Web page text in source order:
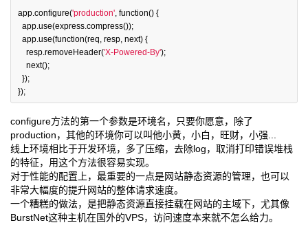
app.configure('production', function() {
app.use(express.compress());
app.use(function(req, resp, next) {
resp.removeHeader('X-Powered-By');
next();
});
});
configure方法的第一个参数是环境名，只要你愿意，除了
production，其他的环境你可以叫他小黄，小白，旺财，小强...
线上环境相比于开发环境，多了压缩，去除log，取消打印错误堆栈
的特征，用这个方法很容易实现。
对于性能的配置上，最重要的一点是网站静态资源的管理，也可以
非常大幅度的提升网站的整体请求速度。
一个糟糕的做法，是把静态资源直接挂载在网站的主域下，尤其像
BurstNet这种主机在国外的VPS，访问速度本来就不怎么给力。